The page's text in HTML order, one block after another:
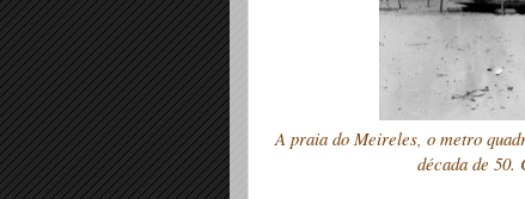
A praia do Meireles, o metro
década de 50.